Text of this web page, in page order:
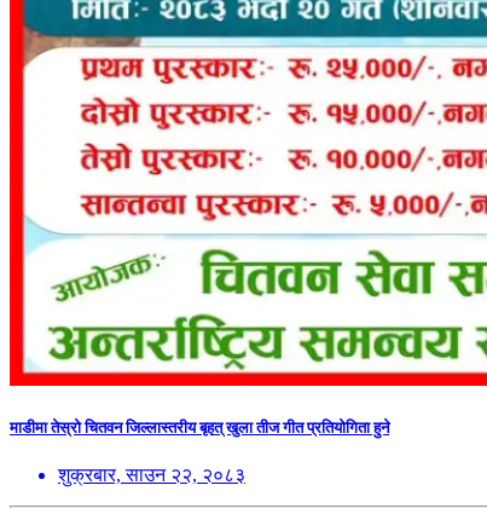
माडीमा तेस्रो चितवन जिल्लास्तरीय बृहत् खुला तीज गीत प्रतियोगिता हुने
शुक्रबार, साउन २२, २०८३